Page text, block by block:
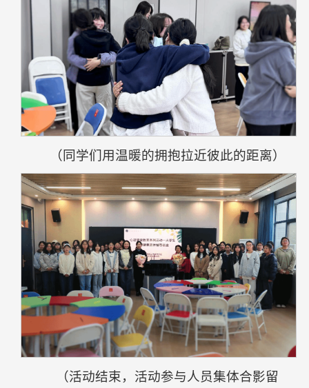
（同学们用温暖的拥抱拉近彼此的距离）
（活动结束，活动参与人员集体合影留